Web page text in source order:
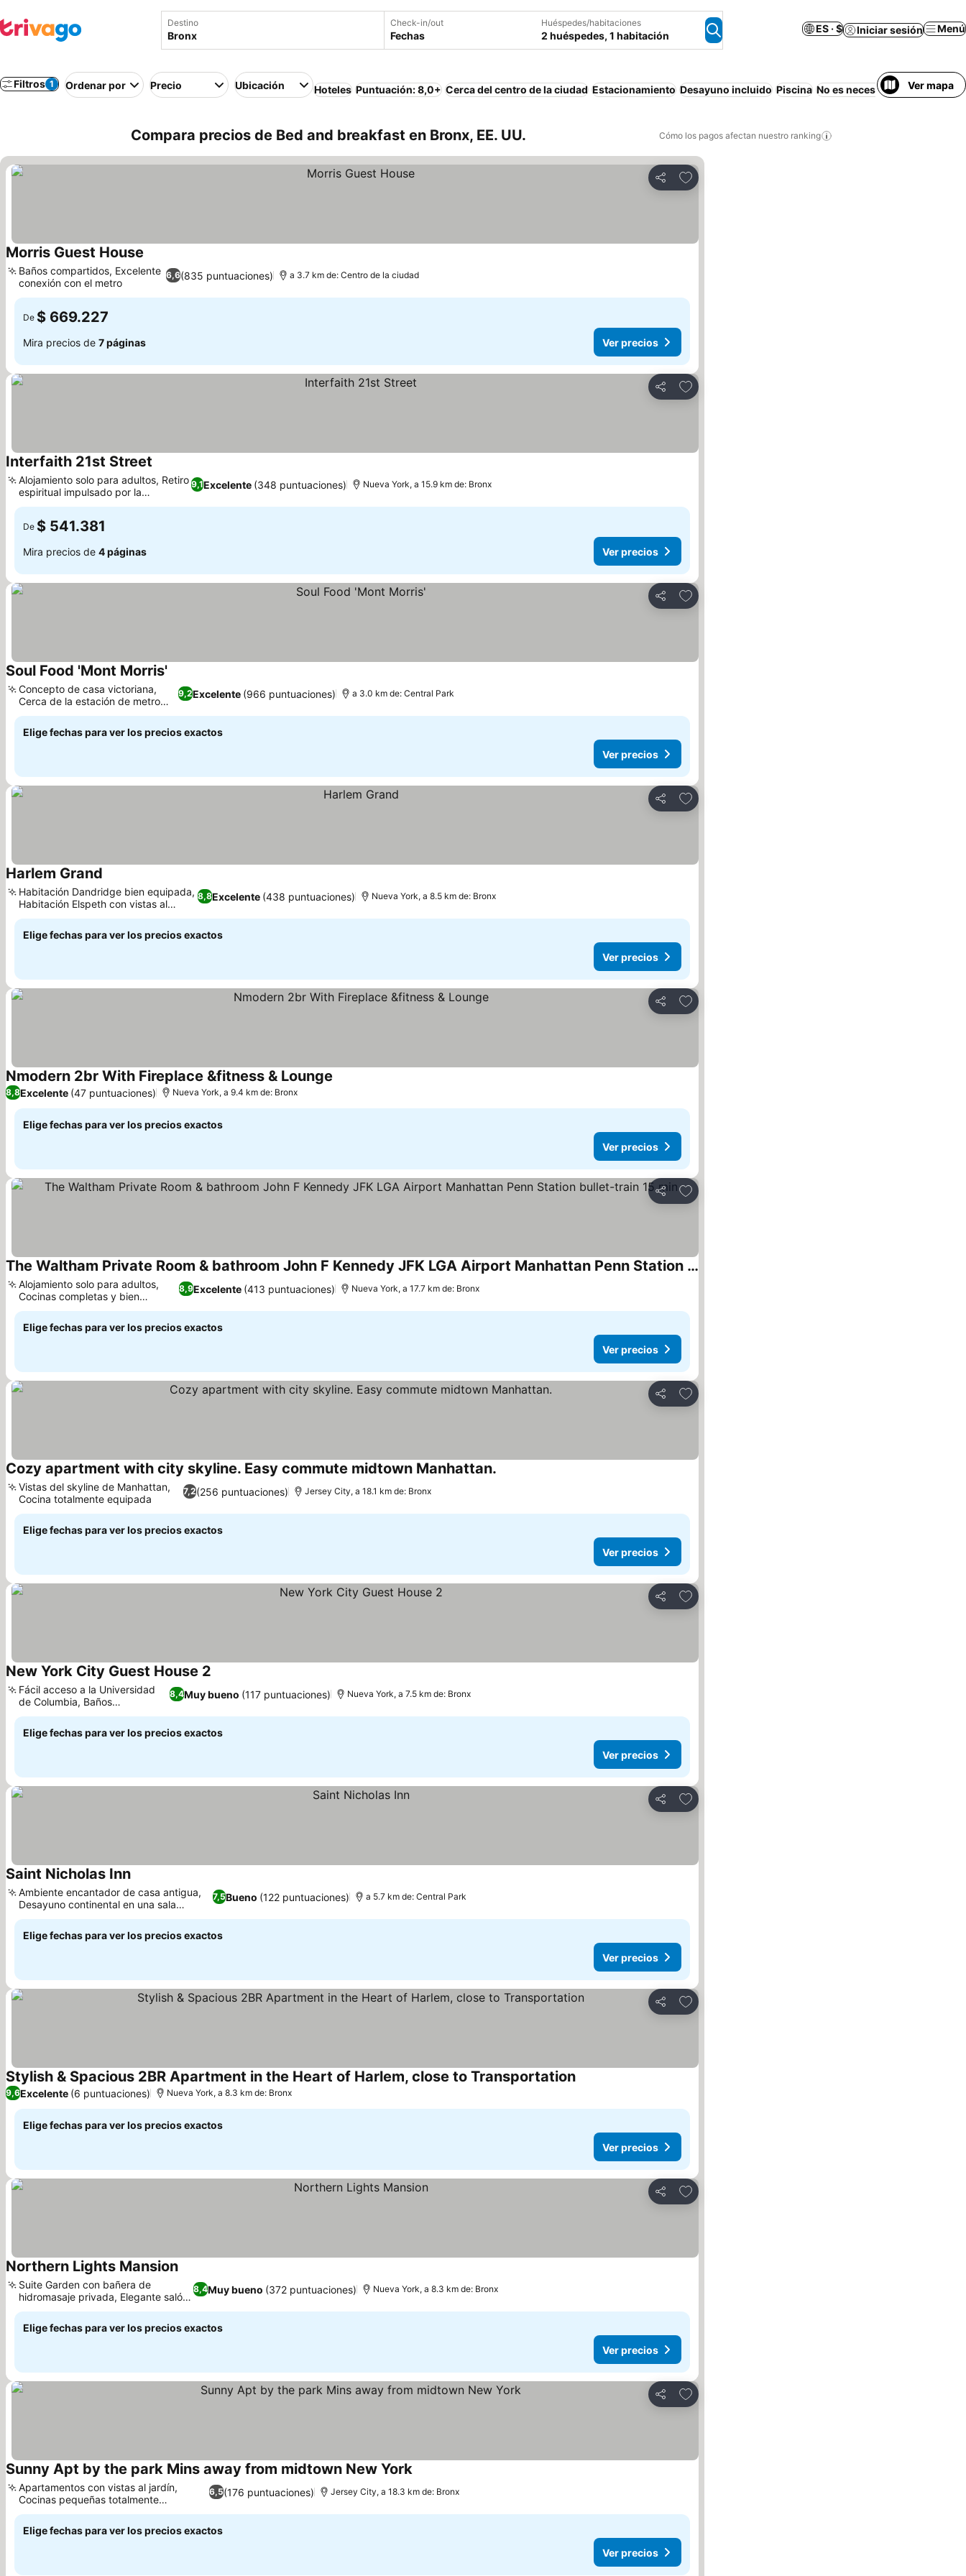
Destino Check-in/out
Fechas
Huéspedes/habitaciones
2 huéspedes, 1 habitación
ES · $ Iniciar sesión Menú
Filtros 1 Ordenar por Precio Ubicación Hoteles Puntuación: 8,0+ Cerca del centro de la ciudad Estacionamiento Desayuno incluido Piscina No es necesario pagar por
Ver mapa
Compara precios de Bed and breakfast en Bronx, EE. UU. Cómo los pagos afectan nuestro ranking
Compartir
Agregar a favoritos
Morris Guest House
6,6(835 puntuaciones)
Baños compartidos, Excelente
conexión con el metro
a 3.7 km de: Centro de la ciudad
De $ 669.227
Mira precios de 7 páginas Ver precios
Compartir
Agregar a favoritos
Interfaith 21st Street
9,1Excelente (348 puntuaciones)
Alojamiento solo para adultos, Retiro
espiritual impulsado por la
comunidad
Nueva York, a 15.9 km de: Bronx
De $ 541.381
Mira precios de 4 páginas Ver precios
Compartir
Agregar a favoritos
Soul Food 'Mont Morris'
9,2Excelente (966 puntuaciones)
Concepto de casa victoriana,
Cerca de la estación de metro
125 St
a 3.0 km de: Central Park
Elige fechas para ver los precios exactos
Ver precios
Compartir
Agregar a favoritos
Harlem Grand
8,8Excelente (438 puntuaciones)
Habitación Dandridge bien equipada,
Habitación Elspeth con vistas al
horizonte
Nueva York, a 8.5 km de: Bronx
Elige fechas para ver los precios exactos
Ver precios
Compartir
Agregar a favoritos
Nmodern 2br With Fireplace &fitness & Lounge
8,8Excelente (47 puntuaciones) Nueva York, a 9.4 km de: Bronx
Elige fechas para ver los precios exactos
Ver precios
Compartir
Agregar a favoritos
The Waltham Private Room & bathroom John F Kennedy JFK LGA Airport Manhattan Penn Station bullet-train 15 min
8,9Excelente (413 puntuaciones)
Alojamiento solo para adultos,
Cocinas completas y bien
equipadas
Nueva York, a 17.7 km de: Bronx
Elige fechas para ver los precios exactos
Ver precios
Compartir
Agregar a favoritos
Cozy apartment with city skyline. Easy commute midtown Manhattan.
7,2(256 puntuaciones)
Vistas del skyline de Manhattan,
Cocina totalmente equipada
Jersey City, a 18.1 km de: Bronx
Elige fechas para ver los precios exactos
Ver precios
Compartir
Agregar a favoritos
New York City Guest House 2
8,4Muy bueno (117 puntuaciones)
Fácil acceso a la Universidad
de Columbia, Baños
compartidos
Nueva York, a 7.5 km de: Bronx
Elige fechas para ver los precios exactos
Ver precios
Compartir
Agregar a favoritos
Saint Nicholas Inn
7,5Bueno (122 puntuaciones)
Ambiente encantador de casa antigua,
Desayuno continental en una sala
acogedora
a 5.7 km de: Central Park
Elige fechas para ver los precios exactos
Ver precios
Compartir
Agregar a favoritos
Stylish & Spacious 2BR Apartment in the Heart of Harlem, close to Transportation
9,6Excelente (6 puntuaciones) Nueva York, a 8.3 km de: Bronx
Elige fechas para ver los precios exactos
Ver precios
Compartir
Agregar a favoritos
Northern Lights Mansion
8,4Muy bueno (372 puntuaciones)
Suite Garden con bañera de
hidromasaje privada, Elegante salón
con vidrieras
Nueva York, a 8.3 km de: Bronx
Elige fechas para ver los precios exactos
Ver precios
Compartir
Agregar a favoritos
Sunny Apt by the park Mins away from midtown New York
6,5(176 puntuaciones)
Apartamentos con vistas al jardín,
Cocinas pequeñas totalmente
equipadas
Jersey City, a 18.3 km de: Bronx
Elige fechas para ver los precios exactos
Ver precios